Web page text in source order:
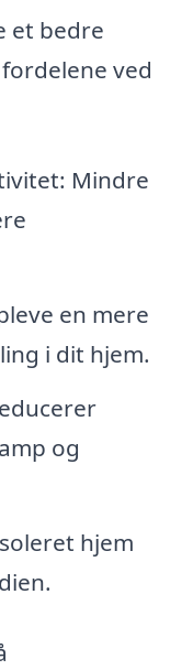
et bedre
ved
Mindre
en mere
i dit hjem.
og
hjem